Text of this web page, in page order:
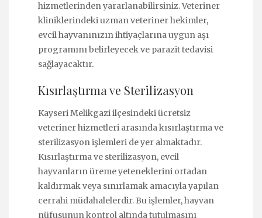
hizmetlerinden yararlanabilirsiniz. Veteriner
kliniklerindeki uzman veteriner hekimler,
evcil hayvanınızın ihtiyaçlarına uygun aşı
programını belirleyecek ve parazit tedavisi
sağlayacaktır.
Kısırlaştırma ve Sterilizasyon
Kayseri Melikgazi ilçesindeki ücretsiz
veteriner hizmetleri arasında kısırlaştırma ve
sterilizasyon işlemleri de yer almaktadır.
Kısırlaştırma ve sterilizasyon, evcil
hayvanların üreme yeteneklerini ortadan
kaldırmak veya sınırlamak amacıyla yapılan
cerrahi müdahalelerdir. Bu işlemler, hayvan
nüfusunun kontrol altında tutulmasını